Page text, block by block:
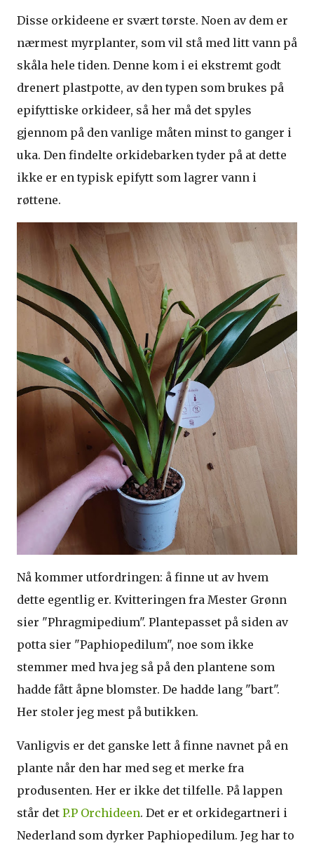
Disse orkideene er svært tørste. Noen av dem er
nærmest myrplanter, som vil stå med litt vann på
skåla hele tiden. Denne kom i ei ekstremt godt
drenert plastpotte, av den typen som brukes på
epifyttiske orkideer, så her må det spyles
gjennom på den vanlige måten minst to ganger i
uka. Den findelte orkidebarken tyder på at dette
ikke er en typisk epifytt som lagrer vann i
røttene.
Nå kommer utfordringen: å finne ut av hvem
dette egentlig er. Kvitteringen fra Mester Grønn
sier "Phragmipedium". Plantepasset på siden av
potta sier "Paphiopedilum", noe som ikke
stemmer med hva jeg så på den plantene som
hadde fått åpne blomster. De hadde lang "bart".
Her stoler jeg mest på butikken.
Vanligvis er det ganske lett å finne navnet på en
plante når den har med seg et merke fra
produsenten. Her er ikke det tilfelle. På lappen
står det P.P Orchideen. Det er et orkidegartneri i
Nederland som dyrker Paphiopedilum. Jeg har to